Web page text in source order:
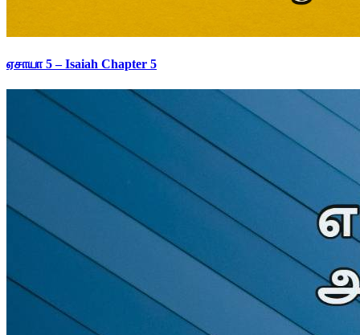
ஏசாயா 5 – Isaiah Chapter 5